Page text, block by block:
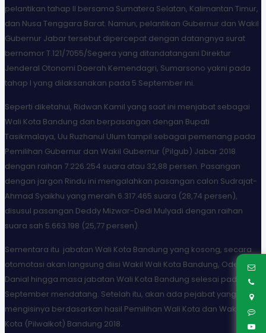
pelantikan tahap II bersama Sumatera Selatan, Kalimantan Timur,
dan Nusa Tenggara Barat. Namun, pelantikan Gubernur dan Wakil
Gubernur Jabar tersebut dipercepat dengan datangnya surat
bernomor T.121/7055/Segera yang ditandatangani Direktur
Jenderal Otonomi Daerah Kemendagri, Sumarsono yakni pada
tahap I yang dilaksanakan pada 5 September ini.
Seperti diketahui, Ridwan Kamil yang saat ini menjabat sebagai
Wali Kota Bandung dan berpasangan dengan Bupati
Tasikmalaya, Uu Ruzhanul Ulum tampil sebagai pemenang pada
Pemilihan Gubernur dan Wakil Gubernur (Pilgub) Jabar 2018
dengan raihan 7.226.254 suara atau 32,88 persen. Pasangan
dengan jargon Rindu ini mengalahkan pasangan calon Sudrajat-
Ahmad Syaikhu yang meraih 6.317.465 suara (28,74 persen),
disusul pasangan Deddy Mizwar-Dedi Mulyadi dengan raihan
suara sah 5.663.198 (25,77 persen).
Sementara itu jabatan Wali Kota Bandung yang kosong, secara
otomotasi akan langsung diisi Wakil Wali Kota Bandung, Oded M.
Danial hingga masa jabatan Wali Kota Bandung selesai pada 16
September mendatang. Setelah itu, akan ada pejabat yang
mengisinya berdasarkan hasil Pemilihan Wali Kota dan Wakil Wali
Kota (Pilwalkot) Bandung 2018.